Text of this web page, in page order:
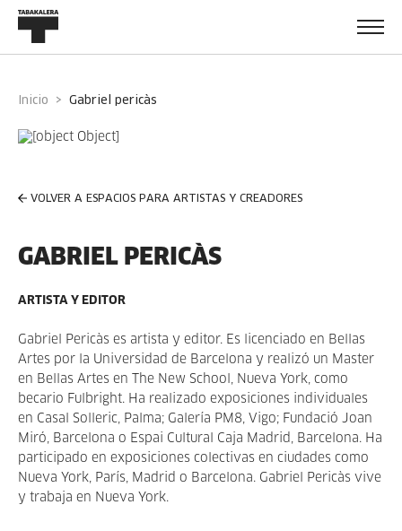
Inicio gabriel pericàs
VOLVER A ESPACIOS PARA ARTISTAS Y CREADORES
GABRIEL PERICÀS
ARTISTA Y EDITOR
Gabriel Pericàs es artista y editor. Es licenciado en Bellas
Artes por la Universidad de Barcelona y realizó un Master
en Bellas Artes en The New School, Nueva York, como
becario Fulbright. Ha realizado exposiciones individuales
en Casal Solleric, Palma; Galería PM8, Vigo; Fundació Joan
Miró, Barcelona o Espai Cultural Caja Madrid, Barcelona. Ha
participado en exposiciones colectivas en ciudades como
Nueva York, París, Madrid o Barcelona. Gabriel Pericàs vive
y trabaja en Nueva York.